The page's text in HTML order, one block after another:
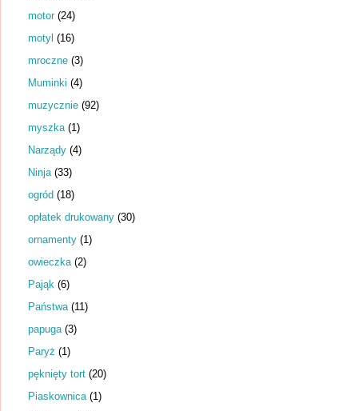
motor (24)
motyl (16)
mroczne (3)
Muminki (4)
muzycznie (92)
myszka (1)
Narządy (4)
Ninja (33)
ogród (18)
opłatek drukowany (30)
ornamenty (1)
owieczka (2)
Pająk (6)
Państwa (11)
papuga (3)
Paryż (1)
pęknięty tort (20)
Piaskownica (1)